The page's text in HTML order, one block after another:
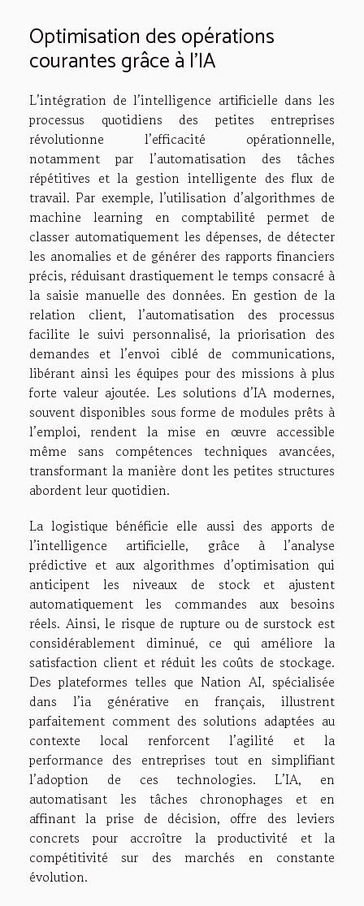
Optimisation des opérations
courantes grâce à l’IA
L’intégration de l’intelligence artificielle dans les
processus quotidiens des petites entreprises
révolutionne l’efficacité opérationnelle,
notamment par l’automatisation des tâches
répétitives et la gestion intelligente des flux de
travail. Par exemple, l’utilisation d’algorithmes de
machine learning en comptabilité permet de
classer automatiquement les dépenses, de détecter
les anomalies et de générer des rapports financiers
précis, réduisant drastiquement le temps consacré à
la saisie manuelle des données. En gestion de la
relation client, l’automatisation des processus
facilite le suivi personnalisé, la priorisation des
demandes et l’envoi ciblé de communications,
libérant ainsi les équipes pour des missions à plus
forte valeur ajoutée. Les solutions d’IA modernes,
souvent disponibles sous forme de modules prêts à
l’emploi, rendent la mise en œuvre accessible
même sans compétences techniques avancées,
transformant la manière dont les petites structures
abordent leur quotidien.
La logistique bénéficie elle aussi des apports de
l’intelligence artificielle, grâce à l’analyse
prédictive et aux algorithmes d’optimisation qui
anticipent les niveaux de stock et ajustent
automatiquement les commandes aux besoins
réels. Ainsi, le risque de rupture ou de surstock est
considérablement diminué, ce qui améliore la
satisfaction client et réduit les coûts de stockage.
Des plateformes telles que Nation AI, spécialisée
dans l’ia générative en français, illustrent
parfaitement comment des solutions adaptées au
contexte local renforcent l’agilité et la
performance des entreprises tout en simplifiant
l’adoption de ces technologies. L’IA, en
automatisant les tâches chronophages et en
affinant la prise de décision, offre des leviers
concrets pour accroître la productivité et la
compétitivité sur des marchés en constante
évolution.